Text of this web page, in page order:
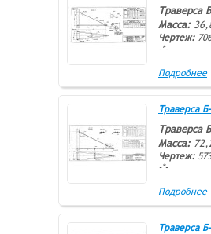
Траверса
Масса:
Чертеж:
-*-
Подробнее
Траверса
Траверса
Масса:
Чертеж:
-*-
Подробнее
Траверса